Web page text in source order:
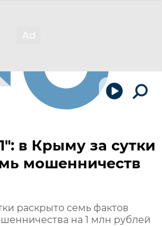
в Крыму за сутки
мошенничеств
раскрыто семь фактов
на 1 млн рублей